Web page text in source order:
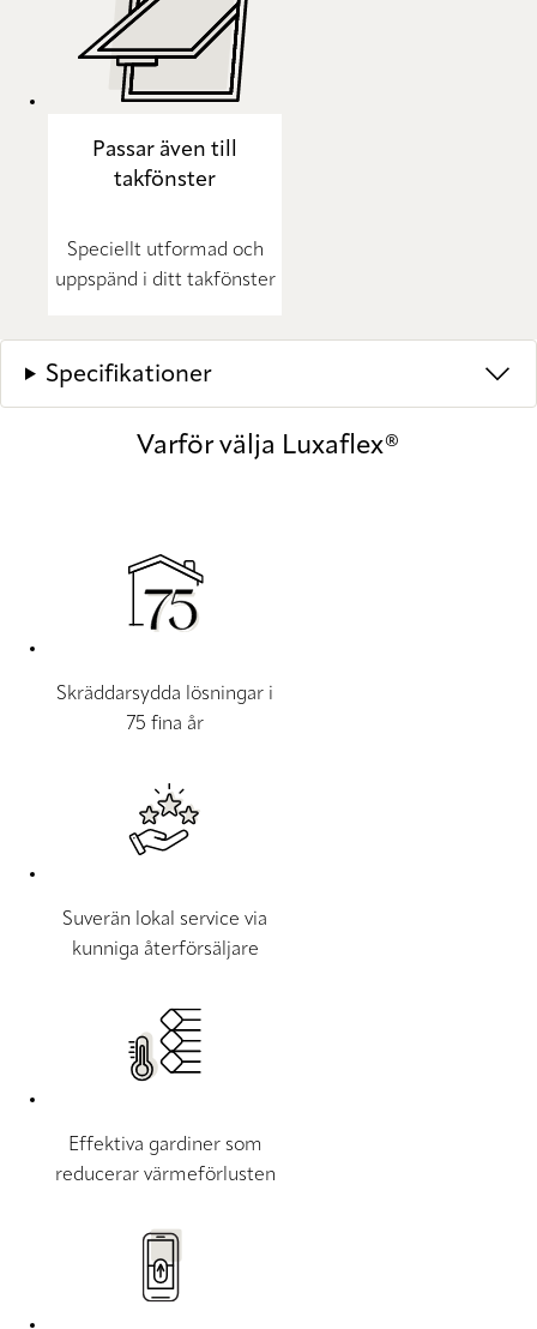
Passar även till
takfönster
Speciellt utformad och
uppspänd i ditt takfönster
Specifikationer
Varför välja Luxaflex®
Skräddarsydda lösningar i
75 fina år
Suverän lokal service via
kunniga återförsäljare
Effektiva gardiner som
reducerar värmeförlusten